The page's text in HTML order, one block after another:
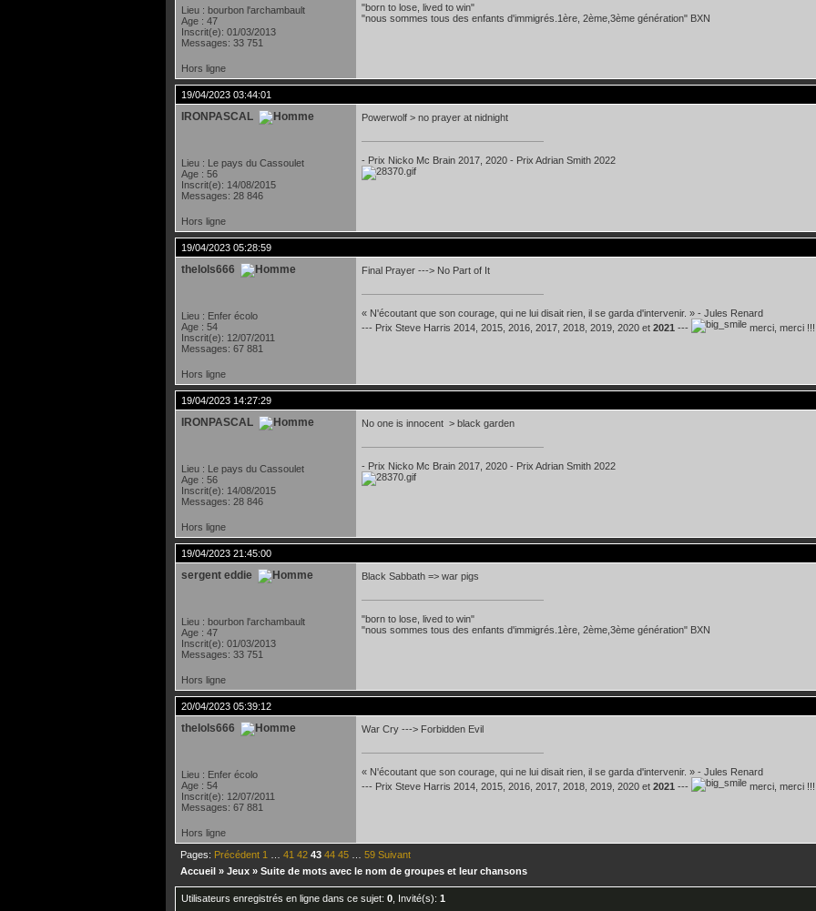
Lieu : bourbon l'archambault
Age : 47
Inscrit(e): 01/03/2013
Messages: 33 751
"born to lose, lived to win"
"nous sommes tous des enfants d'immigrés.1ère, 2ème,3ème génération" BXN
Hors ligne
19/04/2023 03:44:01
IRONPASCAL
Lieu : Le pays du Cassoulet
Age : 56
Inscrit(e): 14/08/2015
Messages: 28 846
Powerwolf > no prayer at nidnight
- Prix Nicko Mc Brain 2017, 2020 - Prix Adrian Smith 2022
Hors ligne
19/04/2023 05:28:59
thelols666
Lieu : Enfer écolo
Age : 54
Inscrit(e): 12/07/2011
Messages: 67 881
Final Prayer ---> No Part of It
« N'écoutant que son courage, qui ne lui disait rien, il se garda d'intervenir. » - Jules Renard
--- Prix Steve Harris 2014, 2015, 2016, 2017, 2018, 2019, 2020 et 2021 --- merci, merci !!!
Hors ligne
19/04/2023 14:27:29
IRONPASCAL
Lieu : Le pays du Cassoulet
Age : 56
Inscrit(e): 14/08/2015
Messages: 28 846
No one is innocent > black garden
- Prix Nicko Mc Brain 2017, 2020 - Prix Adrian Smith 2022
Hors ligne
19/04/2023 21:45:00
sergent eddie
Lieu : bourbon l'archambault
Age : 47
Inscrit(e): 01/03/2013
Messages: 33 751
Black Sabbath => war pigs
"born to lose, lived to win"
"nous sommes tous des enfants d'immigrés.1ère, 2ème,3ème génération" BXN
Hors ligne
20/04/2023 05:39:12
thelols666
Lieu : Enfer écolo
Age : 54
Inscrit(e): 12/07/2011
Messages: 67 881
War Cry ---> Forbidden Evil
« N'écoutant que son courage, qui ne lui disait rien, il se garda d'intervenir. » - Jules Renard
--- Prix Steve Harris 2014, 2015, 2016, 2017, 2018, 2019, 2020 et 2021 --- merci, merci !!!
Hors ligne
Pages: Précédent 1 41 42 43 44 45 59 Suivant
Accueil » Jeux » Suite de mots avec le nom de groupes et leur chansons
Utilisateurs enregistrés en ligne dans ce sujet: 0 , Invité(s): 1